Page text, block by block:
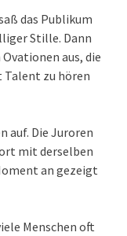
das Publikum
Stille. Dann
aus, die
Talent zu hören
auf. Die Juroren
mit derselben
an gezeigt
Menschen oft